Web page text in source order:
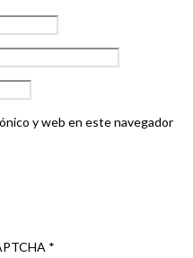
y web en este navegador
*